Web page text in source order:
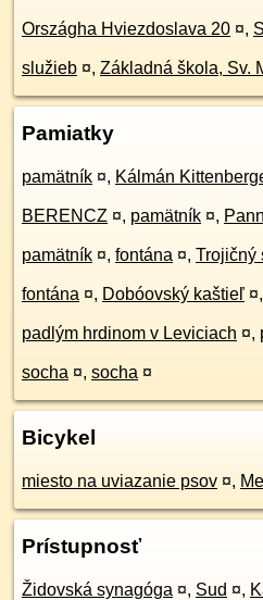
Országha Hviezdoslava 20 ¤,
služieb ¤, Základná škola, Sv.
Pamiatky
pamätník ¤, Kálmán
BERENCZ ¤, pamätník ¤,
pamätník ¤, fontána ¤, Trojičný
fontána ¤, Dobóovský kaštieľ ¤,
padlým hrdinom v Leviciach ¤,
socha ¤, socha ¤
Bicykel
miesto na uviazanie psov ¤,
Prístupnosť
Židovská synagóga ¤, Sud ¤,